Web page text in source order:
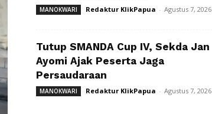
MANOKWARI Redaktur KlikPapua - Agustus 7, 2026
Tutup SMANDA Cup IV, Sekda Jan
Ayomi Ajak Peserta Jaga
Persaudaraan
MANOKWARI Redaktur KlikPapua - Agustus 7, 2026